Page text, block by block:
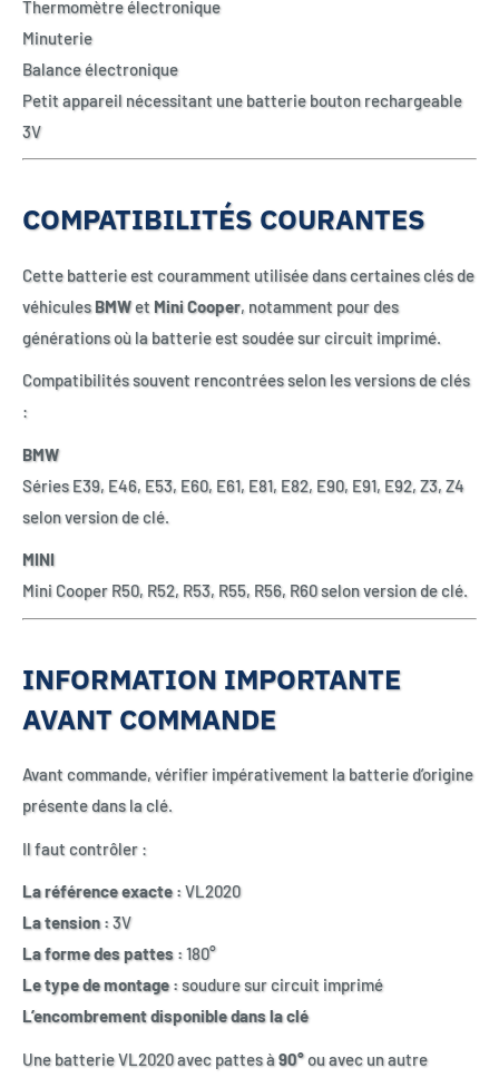
Thermomètre électronique
Minuterie
Balance électronique
Petit appareil nécessitant une batterie bouton rechargeable
3V
COMPATIBILITÉS COURANTES
Cette batterie est couramment utilisée dans certaines clés de
véhiculesBMWet Mini Cooper, notamment pour des
générations où la batterie est soudée sur circuit imprimé.
Compatibilités souvent rencontrées selon les versions de clés
:
BMW
Séries E39, E46, E53, E60, E61, E81, E82, E90, E91, E92, Z3, Z4
selon version de clé.
MINI
Mini Cooper R50, R52, R53, R55, R56, R60 selon version de clé.
INFORMATION IMPORTANTE
AVANT COMMANDE
Avant commande, vérifier impérativement la batterie d’origine
présente dans la clé.
Il faut contrôler :
La référence exacte :VL2020
La tension :3V
La forme des pattes :180°
Le type de montage :soudure sur circuit imprimé
L’encombrement disponible dans la clé
Une batterie VL2020 avec pattes à90°ou avec un autre